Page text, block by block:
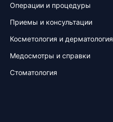
Операции и процедуры
Приемы и консультации
Косметология и дерматология
Медосмотры и справки
Стоматология